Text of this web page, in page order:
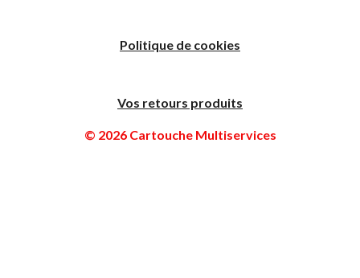
Politique de cookies
Vos retours produits
© 2026 Cartouche Multiservices